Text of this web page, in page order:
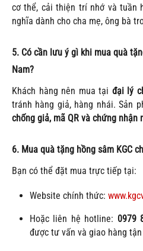
cơ thể, cải thiện trí nhớ và tuần
nghĩa dành cho cha mẹ, ông bà
5. Có cần lưu ý gì khi mua quà
Nam?
Khách hàng nên mua tại đại lý
tránh hàng giả, hàng nhái. Sản
chống giả, mã QR và chứng nhận
6. Mua quà tặng hồng sâm KGC
Bạn có thể đặt mua trực tiếp tại:
Website chính thức:
Hoặc liên hệ hotline: 0979
được tư vấn và giao hàng